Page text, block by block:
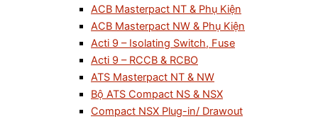
ACB Masterpact NT & Phụ Kiện
ACB Masterpact NW & Phụ Kiện
Acti 9 – Isolating Switch, Fuse
Acti 9 – RCCB & RCBO
ATS Masterpact NT & NW
Bộ ATS Compact NS & NSX
Compact NSX Plug-in/ Drawout